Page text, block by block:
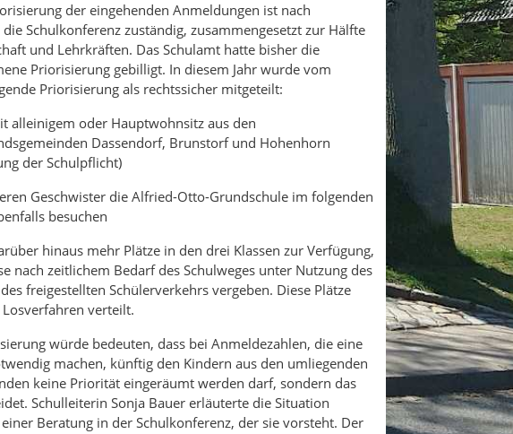
der eingehenden Anmeldungen ist nach
die Schulkonferenz zuständig, zusammengesetzt zur Hälfte
und Lehrkräften. Das Schulamt hatte bisher die
Priorisierung gebilligt. In diesem Jahr wurde vom
Priorisierung als rechtssicher mitgeteilt:
alleinigem oder Hauptwohnsitz aus den
Dassendorf, Brunstorf und Hohenhorn
der Schulpflicht)
Geschwister die Alfried-Otto-Grundschule im folgenden
besuchen
hinaus mehr Plätze in den drei Klassen zur Verfügung,
nach zeitlichem Bedarf des Schulweges unter Nutzung des
freigestellten Schülerverkehrs vergeben. Diese Plätze
verteilt.
würde bedeuten, dass bei Anmeldezahlen, die eine
machen, künftig den Kindern aus den umliegenden
keine Priorität eingeräumt werden darf, sondern das
Schulleiterin Sonja Bauer erläuterte die Situation
Beratung in der Schulkonferenz, der sie vorsteht. Der